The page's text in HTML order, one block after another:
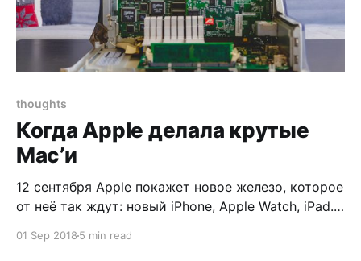
thoughts
Когда Apple делала крутые
Mac’и
12 сентября Apple покажет новое железо, которое
от неё так ждут: новый iPhone, Apple Watch, iPad.
устройств, но ещё и компьютеров. Mac Pro и Mac
01 Sep 2018 5 min read